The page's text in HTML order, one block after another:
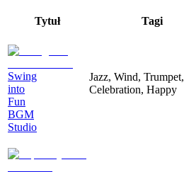
Tytuł Tagi
Swing
into
Fun
BGM
Studio
Jazz, Wind, Trumpet,
Celebration, Happy